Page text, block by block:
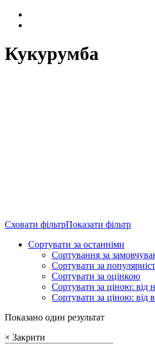
Кукурумба
Сховати фільтрПоказати фільтр
Сортувати за останніми
Сортування за
Сортувати за
Сортувати за оцінкою
Сортувати за ціною: від
Сортувати за ціною: від
Показано один результат
× Закрити